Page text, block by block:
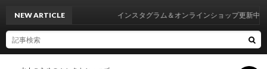
NEW ARTICLE インスタグラム＆オンラインショップ更新中